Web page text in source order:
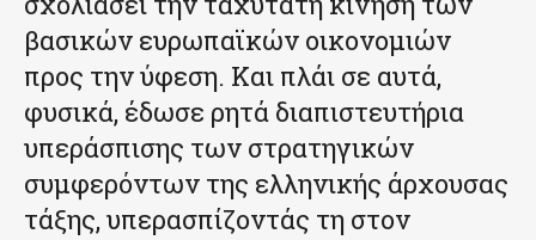
βασικών ευρωπαϊκών οικονομιών
προς την ύφεση. Και πλάι σε αυτά,
φυσικά, έδωσε ρητά διαπιστευτήρια
υπεράσπισης των στρατηγικών
συμφερόντων της ελληνικής άρχουσας
τάξης, υπερασπίζοντάς τη στον